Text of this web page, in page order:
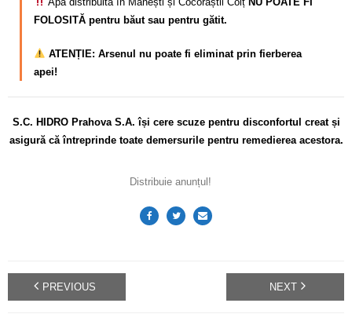
FOLOSITĂ pentru băut sau pentru gătit.
ATENȚIE: Arsenul nu poate fi eliminat prin fierberea
apei!
S.C. HIDRO Prahova S.A. își cere scuze pentru disconfortul creat și
asigură că întreprinde toate demersurile pentru remedierea acestora.
Distribuie anunțul!
PREVIOUS NEXT